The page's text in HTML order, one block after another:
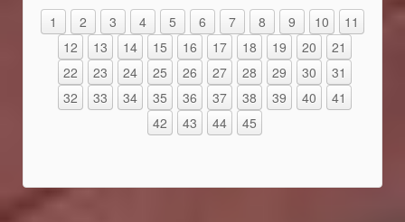
1 2 3 4 5 6 7 8 9 10
11
12
13 14 15 16 17 18 19 20
21
22
23 24 25 26 27 28 29 30
31
32
33 34 35 36 37 38 39 40
41
42
43 44 45